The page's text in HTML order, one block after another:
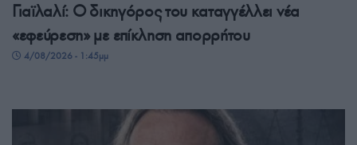
Γιαϊλαλί: Ο δικηγόρος του καταγγέλλει νέα
«εφεύρεση» με επίκληση απορρήτου
4/08/2026 - 1:45μμ